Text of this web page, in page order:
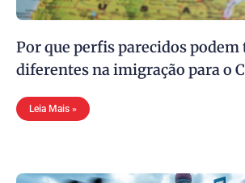
Por que perfis parecidos
diferentes na imigração para o
Leia Mais »